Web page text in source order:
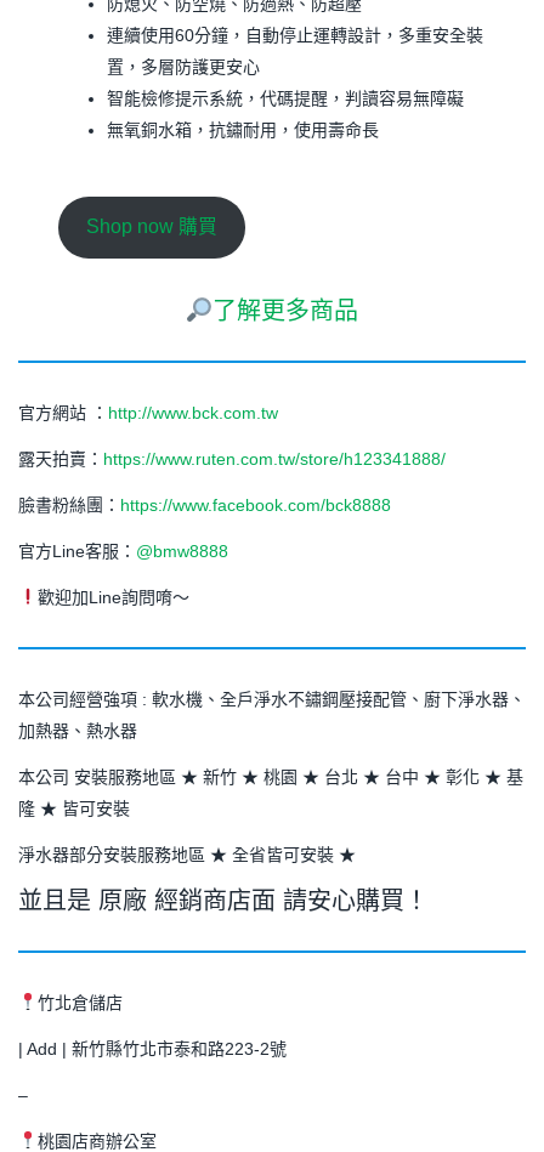
連續使用60分鐘，自動停止運轉設計，多重安全裝
置，多層防護更安心
智能檢修提示系統，代碼提醒，判讀容易無障礙
無氧銅水箱，抗鏽耐用，使用壽命長
Shop now 購買
了解更多商品
官方網站 ： http://www.bck.com.tw
露天拍賣： https://www.ruten.com.tw/store/h123341888/
臉書粉絲團： https://www.facebook.com/bck8888
官方Line客服： @bmw8888
歡迎加Line詢問唷～
本公司經營強項 : 軟水機、全戶淨水不鏽鋼壓接配管、廚下淨水器、
加熱器、熱水器
本公司 安裝服務地區 ★ 新竹 ★ 桃園 ★ 台北 ★ 台中 ★ 彰化 ★ 基
隆 ★ 皆可安裝
淨水器部分安裝服務地區 ★ 全省皆可安裝 ★
並且是 原廠 經銷商店面 請安心購買！
竹北倉儲店
| Add | 新竹縣竹北市泰和路223-2號
–
桃園店商辦公室